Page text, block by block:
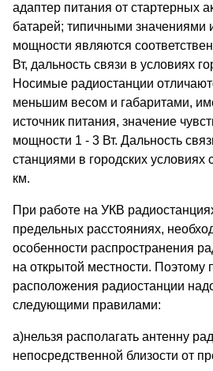
адаптер питания от стартерных
батарей; типичными значениями
мощности являются
Вт, дальность связи в условиях
Носимые радиостанции
меньшим весом и габаритами,
источник питания, значение
мощности 1 - 3 Вт. Дальность
станциями в городских условиях
км.
При работе на УКВ
предельных расстояниях,
особенности распространения
на открытой местности. Поэтому
расположения радиостанции
следующими правилами:
а)нельзя располагать антенну
непосредственной близости от